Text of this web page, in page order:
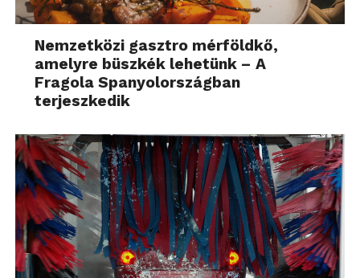
Nemzetközi gasztro mérföldkő,
amelyre büszkék lehetünk – A
Fragola Spanyolországban
terjeszkedik